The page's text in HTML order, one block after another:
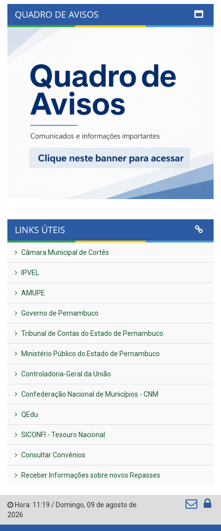
QUADRO DE AVISOS
LINKS ÚTEIS
Câmara Municipal de Cortês
IPVEL
AMUPE
Governo de Pernambuco
Tribunal de Contas do Estado de Pernambuco
Ministério Público do Estado de Pernambuco
Controladoria-Geral da União
Confederação Nacional de Municípios - CNM
QEdu
SICONFI - Tesouro Nacional
Consultar Convênios
Receber Informações sobre novos Repasses
Hora: 11:19 / Domingo, 09 de agosto de
2026